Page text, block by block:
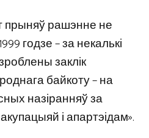
прыняў рашэнне не
годзе – за некалькі
заклік
байкоту – на
назіранняў за
і апартэідам».